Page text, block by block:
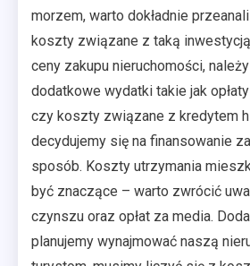
morzem, warto dokładnie
koszty związane z taką
ceny zakupu nieruchomości,
dodatkowe wydatki takie jak
czy koszty związane z kredytem
decydujemy się na finansowanie
sposób. Koszty utrzymania
być znaczące – warto zwrócić
czynszu oraz opłat za media.
planujemy wynajmować naszą